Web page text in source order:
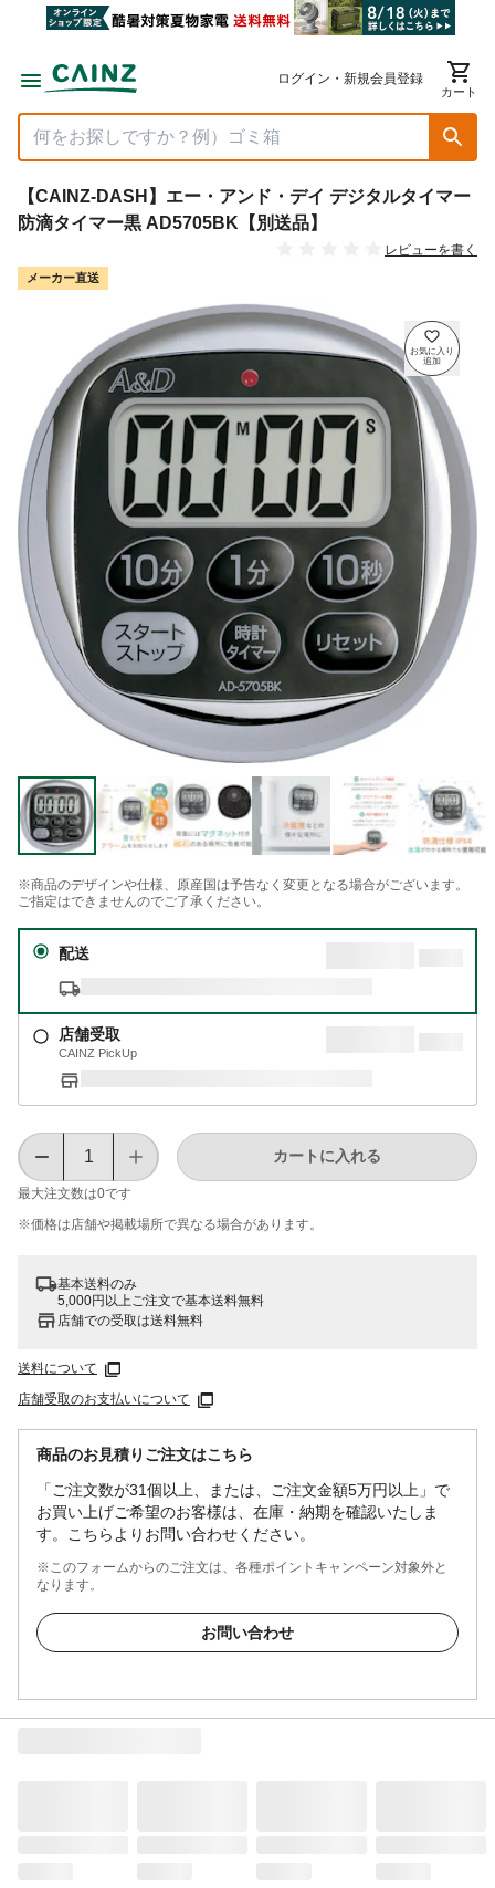
ログイン・新規会員登録
カート
【CAINZ-DASH】エー・アンド・デイ デジタルタイマー
防滴タイマー黒 AD5705BK【別送品】
レビューを書く
メーカー直送
※商品のデザインや仕様、原産国は予告なく変更となる場合がございます。
ご指定はできませんのでご了承ください。
配送
店舗受取
CAINZ PickUp
最大注文数は0です
カートに入れる
※価格は​店舗や​掲載場所で​異なる​場合が​あります。
基本送料のみ
5,000円以上ご注文で基本送料無料
店舗での受取は送料無料
送料について
店舗受取のお支払いについて
商品のお見積りご注文はこちら
「ご注文数が31個以上、または、ご注文金額5万円以上」で
お買い上げご希望のお客様は、在庫・納期を確認いたしま
す。こちらよりお問い合わせください。
※このフォームからのご注文は、各種ポイントキャンペーン対象外と
なります。
お問い合わせ